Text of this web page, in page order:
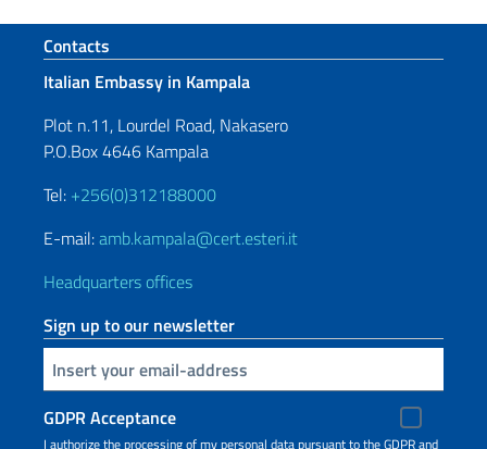
Footer section
Contacts
Italian Embassy in Kampala
Plot n.11, Lourdel Road, Nakasero
P.O.Box 4646 Kampala
Tel: +256(0)312188000
E-mail:amb.kampala@cert.esteri.it
Headquarters offices
Sign up to our newsletter
Insert your email
GDPR Acceptance
I authorize the processing of my personal data pursuant to the GDPR and